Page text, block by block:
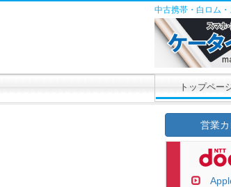
中古携帯・白ロム
トップペー
営業